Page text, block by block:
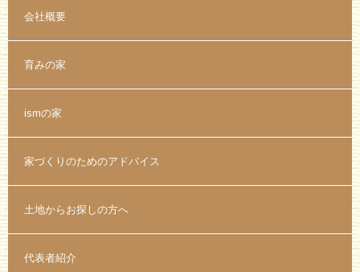
会社概要
育みの家
ismの家
家づくりのためのアドバイス
土地からお探しの方へ
代表者紹介